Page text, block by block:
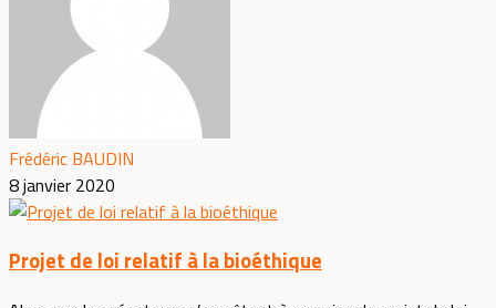
Frédéric BAUDIN
8 janvier 2020
Projet de loi relatif à la bioéthique